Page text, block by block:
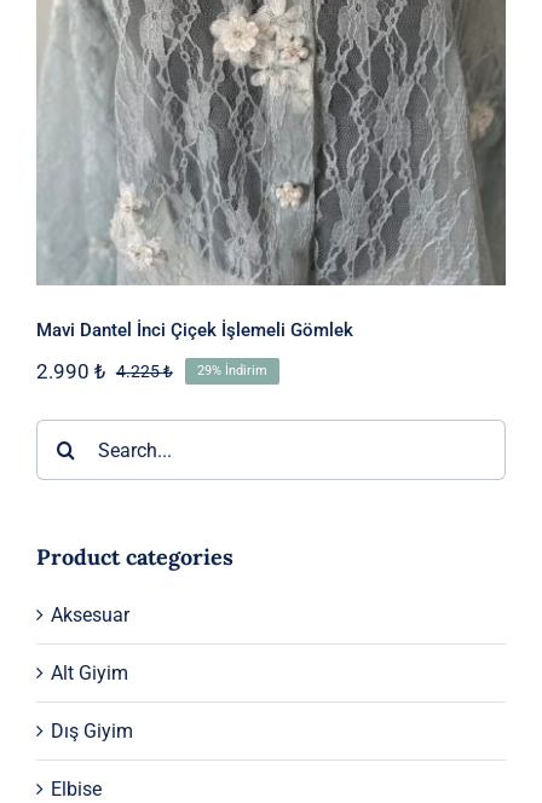
Mavi Dantel İnci Çiçek İşlemeli Gömlek
4.225₺Orijinal
2.990 ₺
Şu
2.990 ₺.
29% İndirim
Product categories
Aksesuar
Alt Giyim
Dış Giyim
Elbise